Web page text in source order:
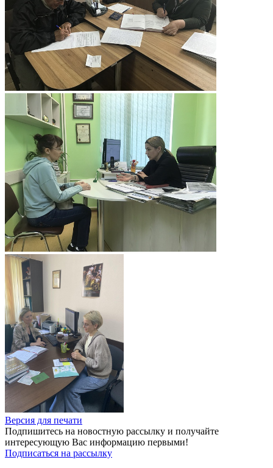
Версия для печати
Подпишитесь на новостную рассылку и получайте
интересующую Вас информацию первыми!
Подписаться на рассылку